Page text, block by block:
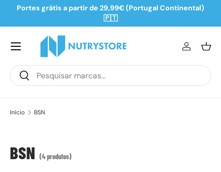
Portes grátis a partir de 29,99€ (Portugal Continental)
🇵🇹
Pesquisar
Pesquisar
Iniciar
Início BSN
BSN (4 produtos)